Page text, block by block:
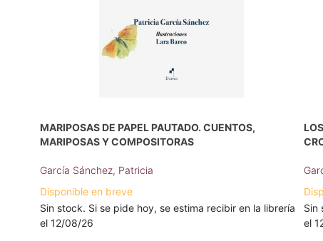
MARIPOSAS DE PAPEL PAUTADO. CUENTOS,
MARIPOSAS Y COMPOSITORAS
García Sánchez, Patricia
Disponible en breve
Sin stock. Si se pide hoy, se estima recibir en la librería
el 12/08/26
Sin
el